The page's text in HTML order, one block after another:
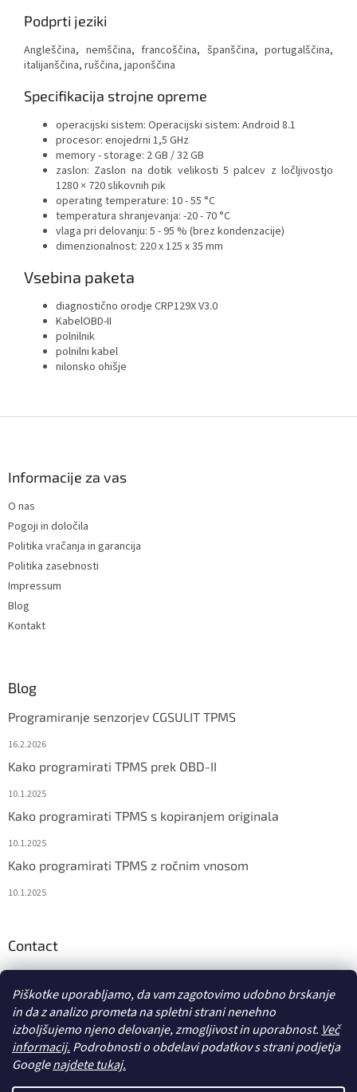
Piškotke uporabljamo, da vam zagotovimo udobno brskanje
in da z analizo prometa na spletni strani nenehno
izboljšujemo njeno delovanje, zmogljivost in uporabnost. Več
informacij. Podrobnosti o obdelavi podatkov s strani podjetja
Googlenajdete tukaj.
Podprti jeziki
Angleščina, nemščina, francoščina, španščina, portugalščina,
italijanščina, ruščina, japonščina
Specifikacija strojne opreme
operacijski sistem: Operacijski sistem: Android 8.1
procesor: enojedrni 1,5 GHz
memory - storage: 2 GB / 32 GB
zaslon: Zaslon na dotik velikosti 5 palcev z ločljivostjo
1280 × 720 slikovnih pik
operating temperature: 10 - 55 °C
temperatura shranjevanja: -20 - 70 °C
vlaga pri delovanju: 5 - 95 % (brez kondenzacije)
dimenzionalnost: 220 x 125 x 35 mm
Vsebina paketa
diagnostično orodje CRP129X V3.0
KabelOBD-II
polnilnik
polnilni kabel
nilonsko ohišje
Informacije za vas
O nas
Pogoji in določila
Politika vračanja in garancija
Politika zasebnosti
Impressum
Blog
Kontakt
Blog
Programiranje senzorjev CGSULIT TPMS
16.2.2026
Kako programirati TPMS prek OBD-II
10.1.2025
Kako programirati TPMS s kopiranjem originala
10.1.2025
Kako programirati TPMS z ročnim vnosom
10.1.2025
Contact